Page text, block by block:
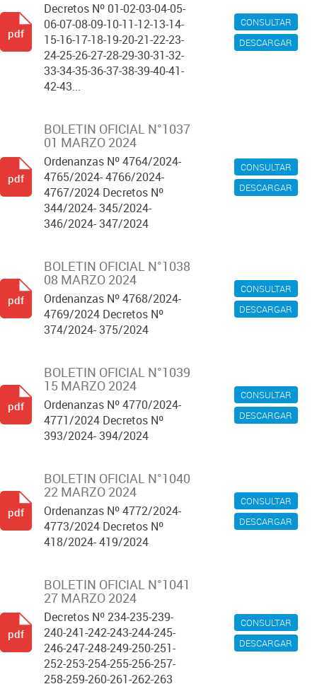
CONSULTAR
DESCARGAR
Decretos Nº 01-02-03-04-05-
06-07-08-09-10-11-12-13-14-
15-16-17-18-19-20-21-22-23-
24-25-26-27-28-29-30-31-32-
33-34-35-36-37-38-39-40-41-
42-43...
pdf
CONSULTAR
DESCARGAR
BOLETIN OFICIAL N°1037
01 MARZO 2024
Ordenanzas Nº 4764/2024-
4765/2024- 4766/2024-
4767/2024 Decretos Nº
344/2024- 345/2024-
346/2024- 347/2024
pdf
CONSULTAR
DESCARGAR
BOLETIN OFICIAL N°1038
08 MARZO 2024
Ordenanzas Nº 4768/2024-
4769/2024 Decretos Nº
374/2024- 375/2024
pdf
CONSULTAR
DESCARGAR
BOLETIN OFICIAL N°1039
15 MARZO 2024
Ordenanzas Nº 4770/2024-
4771/2024 Decretos Nº
393/2024- 394/2024
pdf
CONSULTAR
DESCARGAR
BOLETIN OFICIAL N°1040
22 MARZO 2024
Ordenanzas Nº 4772/2024-
4773/2024 Decretos Nº
418/2024- 419/2024
pdf
CONSULTAR
DESCARGAR
BOLETIN OFICIAL N°1041
27 MARZO 2024
Decretos Nº 234-235-239-
240-241-242-243-244-245-
246-247-248-249-250-251-
252-253-254-255-256-257-
258-259-260-261-262-263
pdf